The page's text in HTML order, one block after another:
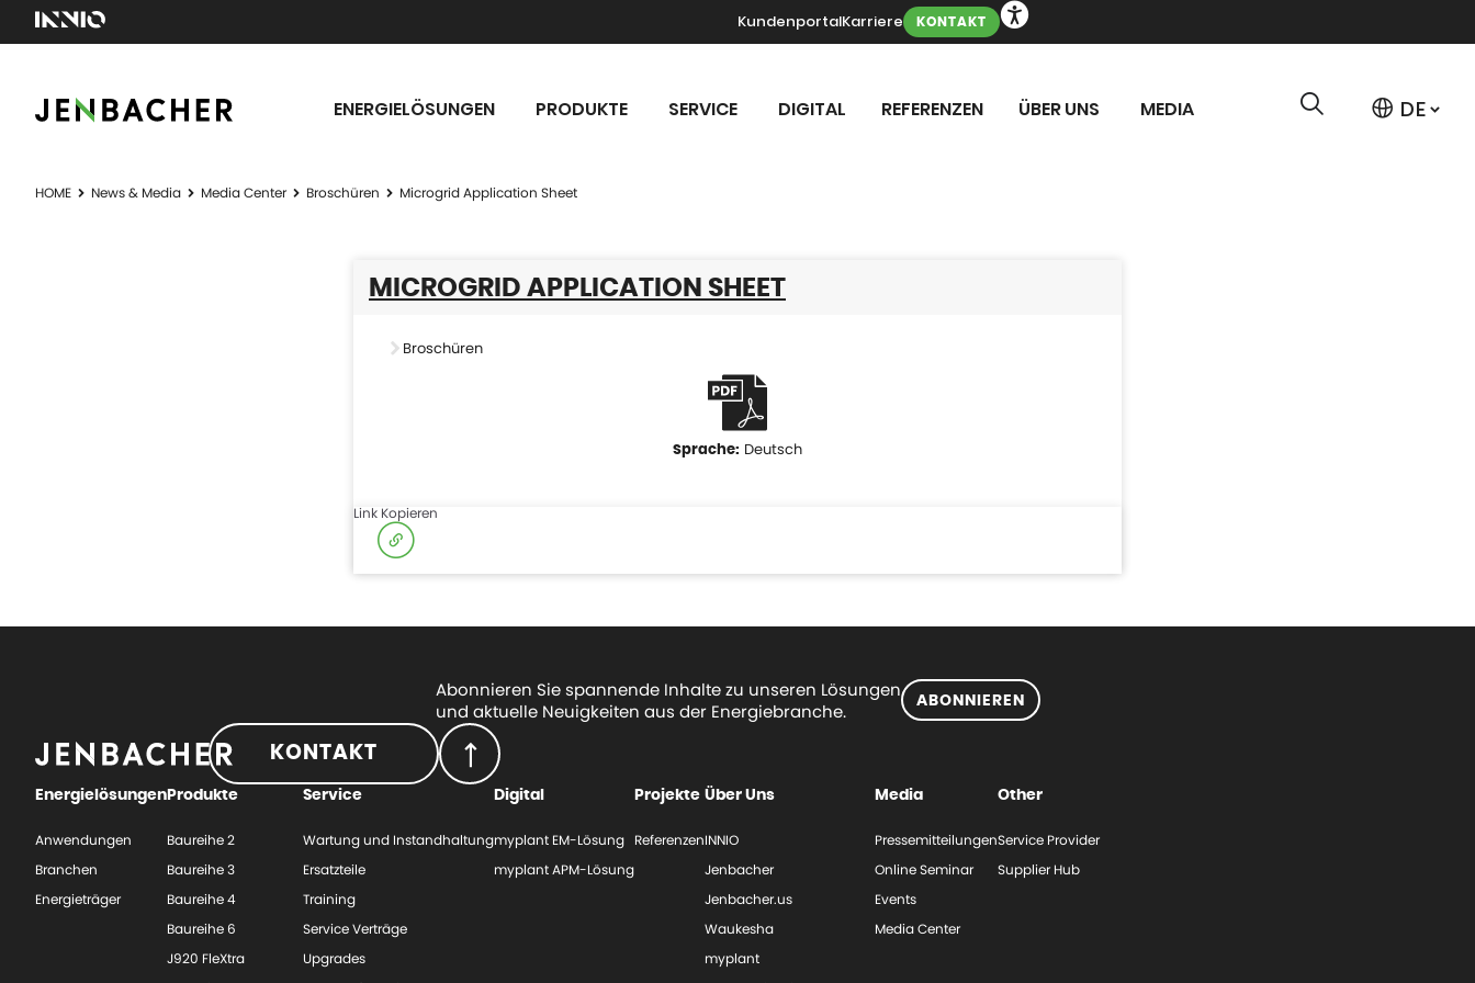
KundenportalKarriere KONTAKT
ENERGIELÖSUNGEN PRODUKTE SERVICE DIGITAL REFERENZEN ÜBER UNS MEDIA
HOME News & Media Media Center Broschüren Microgrid Application Sheet
MICROGRID APPLICATION SHEET
Broschüren
Deutsch
Link Kopieren
Abonnieren Sie spannende Inhalte zu unseren Lösungen
und aktuelle Neuigkeiten aus der Energiebranche.
ABONNIEREN
KONTAKT
Energielösungen
Anwendungen
Branchen
Energieträger
Produkte
Baureihe 2
Baureihe 3
Baureihe 4
Baureihe 6
J920 FleXtra
Service
Wartung und Instandhaltung
Ersatzteile
Training
Service Verträge
Upgrades
Digital
myplant EM-Lösung
myplant APM-Lösung
Projekte
Referenzen
Über Uns
INNIO
Jenbacher
Jenbacher.us
Waukesha
myplant
Media
Pressemitteilungen
Online Seminar
Events
Media Center
Other
Service Provider
Supplier Hub